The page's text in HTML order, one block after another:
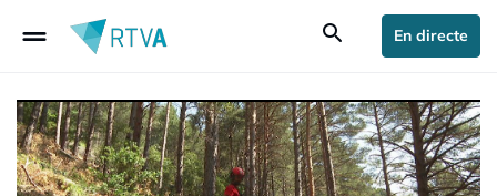
drag_handle search En directe